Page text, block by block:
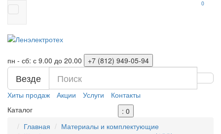
0
пн - сб: с 9.00 до 20.00 +7 (812) 949-05-94
Везде
Хиты продаж Акции Услуги
Контакты
Каталог
: 0
Главная
Материалы и комплектующие